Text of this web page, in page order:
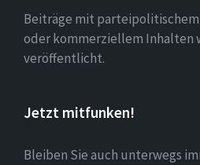
Beiträge mit
oder kommerziellem Inhalten
veröffentlicht.
Jetzt mitfunken!
Bleiben Sie auch unterwegs